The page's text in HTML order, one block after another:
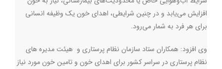
افزایش می‌یابد و در چنین شرایطی، اهدای خون یک وظیفه انسانی
برای هر فرد به شمار می‌رود.
وی افزود: همکاران ستاد سازمان نظام پرستاری و هیئت مدیره های
نظام پرستاری در سراسر کشور برای اهدای خون و تامین خون مورد نیاز